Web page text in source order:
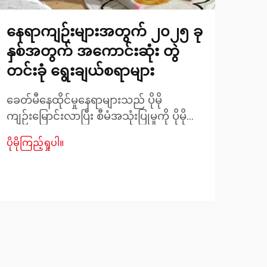
နေရာကျဉ်းများအတွက် ၂၀၂၅ ခု
နှစ်အတွက် အကောင်းဆုံး တွဲ
တင်းခုံ ရွေးချယ်စရာများ
ခေတ်မီနေထိုင်မှုနေရာများသည် ပိုမို
ကျဉ်းမြောင်းလာပြီး စီမံအသုံးပြုမှုကို ပိုမို
မှုကို ရင်ဆိုင်နေရသော မိသားစုများအတွက်
ပိုမိုကြည့်ရှုပါ။